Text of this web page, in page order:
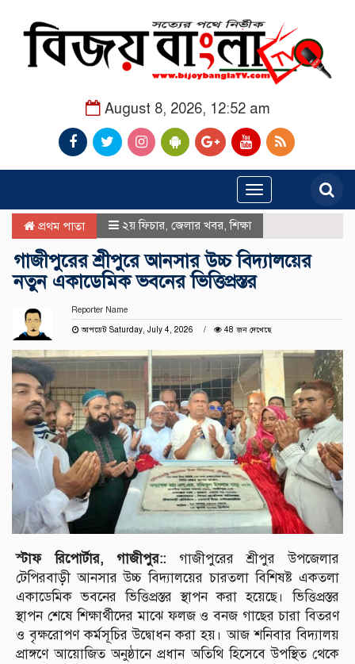
August 8, 2026, 12:52 am
Toggle
navigation
প্রথম পাতা ২য় ফিচার জেলার খবর ,শিক্ষা
গাজীপুরের শ্রীপুরে আনসার উচ্চ বিদ্যালয়ের
নতুন একাডেমিক ভবনের ভিত্তিপ্রস্তর
Reporter Name
আপডেট Saturday, July 4, 2026
48 জন দেখেছে
স্টাফ রিপোর্টার, গাজীপুর:: গাজীপুরের শ্রীপুর উপজেলার
টেপিরবাড়ী আনসার উচ্চ বিদ্যালয়ের চারতলা বিশিষষ্ট একতলা
একাডেমিক ভবনের ভিত্তিপ্রস্তর স্থাপন করা হয়েছে। ভিত্তিপ্রস্তর
স্থাপন শেষে শিক্ষার্থীদের মাঝে ফলজ ও বনজ গাছের চারা বিতরণ
ও বৃক্ষরোপণ কর্মসূচির উদ্বোধন করা হয়। আজ শনিবার বিদ্যালয়
প্রাঙ্গণে আয়োজিত অনুষ্ঠানে প্রধান অতিথি হিসেবে উপস্থিত থেকে